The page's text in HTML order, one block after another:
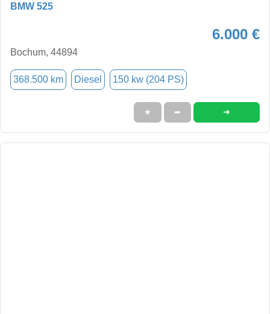
BMW 525
6.000 €
Bochum, 44894
368.500 km Diesel 150 kw (204 PS)
★ ➦ ➜